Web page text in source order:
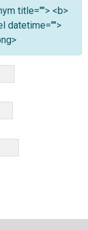
title=""> <b>
datetime="">